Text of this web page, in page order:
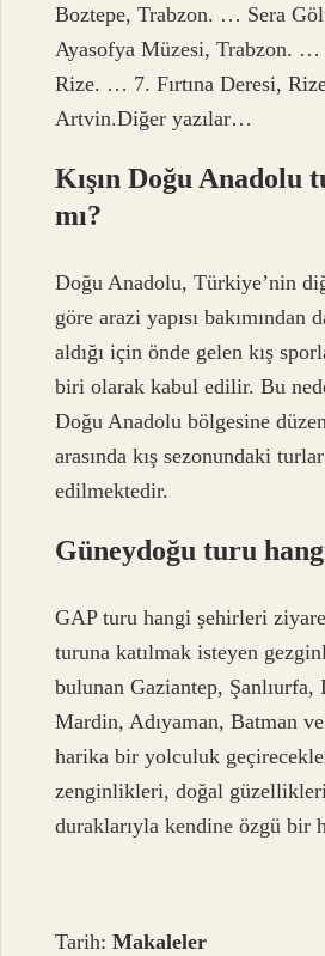
Boztepe, Trabzon. … Sera
Ayasofya Müzesi, Trabzon. …
Rize. … 7. Fırtına Deresi,
Artvin.Diğer yazılar…
Kışın Doğu Anadolu
mı?
Doğu Anadolu, Türkiye’nin
göre arazi yapısı bakımından
aldığı için önde gelen kış
biri olarak kabul edilir. Bu
Doğu Anadolu bölgesine
arasında kış sezonundaki
edilmektedir.
Güneydoğu turu
GAP turu hangi şehirleri
turuna katılmak isteyen
bulunan Gaziantep, Şanlıurfa,
Mardin, Adıyaman, Batman
harika bir yolculuk
zenginlikleri, doğal
duraklarıyla kendine özgü bir
Tarih:Makaleler